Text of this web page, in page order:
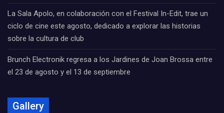
La Sala Apolo, en colaboración con el Festival In-Edit, trae un
ciclo de cine este agosto, dedicado a explorar las historias
sobre la cultura de club
Brunch Electronik regresa a los Jardines de Joan Brossa entre
el 23 de agosto y el 13 de septiembre
Gallery